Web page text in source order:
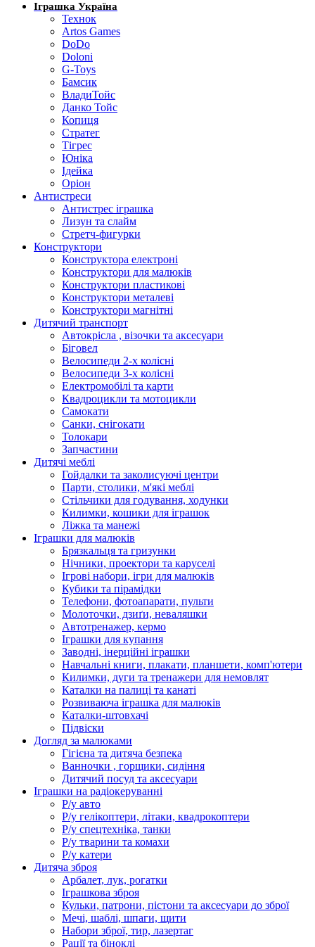
Іграшка Україна
Технок
Artos Games
DoDo
Doloni
G-Toys
Бамсик
ВладиТойс
Данко Тойс
Копиця
Стратег
Тігрес
Юніка
Ідейка
Оріон
Антистреси
Антистрес іграшка
Лизун та слайм
Стретч-фигурки
Конструктори
Конструктора електроні
Конструктори для малюків
Конструктори пластикові
Конструктори металеві
Конструктори магнітні
Дитячий транспорт
Автокрісла , візочки та аксесуари
Біговел
Велосипеди 2-х колісні
Велосипеди 3-х колісні
Електромобілі та карти
Квадроцикли та мотоцикли
Самокати
Санки, снігокати
Толокари
Запчастини
Дитячі меблі
Гойдалки та заколисуючі центри
Парти, столики, м'які меблі
Стільчики для годування, ходунки
Килимки, кошики для іграшок
Ліжка та манежі
Іграшки для малюків
Брязкальця та гризунки
Нічники, проектори та каруселі
Ігрові набори, ігри для малюків
Кубики та пірамідки
Телефони, фотоапарати, пульти
Молоточки, дзиґи, неваляшки
Автотренажер, кермо
Іграшки для купання
Заводні, інерційні іграшки
Навчальні книги, плакати, планшети, комп'ютери
Килимки, дуги та тренажери для немовлят
Каталки на палиці та канаті
Розвиваюча іграшка для малюків
Каталки-штовхачі
Підвіски
Догляд за малюками
Гігієна та дитяча безпека
Ванночки , горщики, сидіння
Дитячий посуд та аксесуари
Іграшки на радіокеруванні
Р/у авто
Р/у гелікоптери, літаки, квадрокоптери
Р/у спецтехніка, танки
Р/у тварини та комахи
Р/у катери
Дитяча зброя
Арбалет, лук, рогатки
Іграшкова зброя
Кульки, патрони, пістони та аксесуари до зброї
Мечі, шаблі, шпаги, щити
Набори зброї, тир, лазертаг
Рації та біноклі